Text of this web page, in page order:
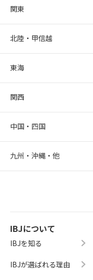
関東
北陸・甲信越
東海
関西
中国・四国
九州・沖縄・他
IBJについて
IBJを知る
IBJが選ばれる理由